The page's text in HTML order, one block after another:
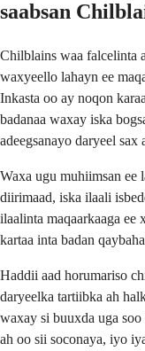
saabsan
Chilblains waa falcelinta
waxyeello lahayn ee
Inkasta oo ay noqon
badanaa waxay iska
adeegsanayo daryeel sax
Waxa ugu muhiimsan ee
diirimaad, iska ilaali
ilaalinta maqaarkaaga ee
kartaa inta badan
Haddii aad horumariso
daryeelka tartiibka ah
waxay si buuxda uga
ah oo sii soconaya, iyo